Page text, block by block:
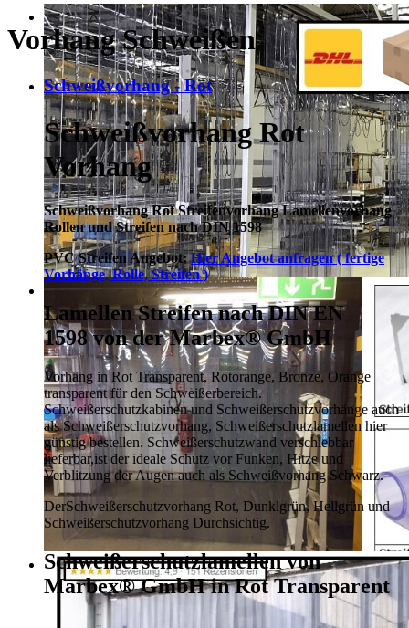
Vorhang Schweißen
Schweißvorhang - Rot
Schweißvorhang Rot
Vorhang
Schweißvorhang Rot Streifenvorhang Lamellenvorhang
Rollen und Streifen nach DIN 1598
PVC Streifen Angebot:Hier Angebot anfragen ( fertige
Vorhänge, Rolle, Streifen )
Lamellen Streifen nach DIN EN
1598 von der Marbex® GmbH
Vorhang in Rot Transparent, Rotorange, Bronze, Orange
transparent für den Schweißerbereich.
Schweißerschutzkabinen und Schweißerschutzvorhänge auch
als Schweißerschutzvorhang, Schweißerschutzlamellen hier
günstig bestellen. Schweißerschutzwand verschiebbar
lieferbar,ist der ideale Schutz vor Funken, Hitze und
Verblitzung der Augen auch als Schweißvorhang Schwarz.
DerSchweißerschutzvorhang Rot, Dunklgrün,Hellgrün und
Schweißerschutzvorhang Durchsichtig.
Schweißerschutzlamellen von
Marbex® GmbH in Rot Transparent